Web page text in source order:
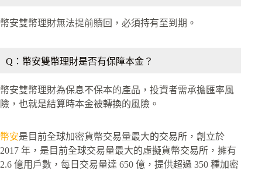
幣安雙幣理財無法提前贖回，必須持有至到期。
Q：幣安雙幣理財是否有保障本金？
幣安雙幣理財為保息不保本的產品，投資者需承擔匯率風
險，也就是結算時本金被轉換的風險。
幣安是目前全球加密貨幣交易量最大的交易所，創立於
2017 年，是目前全球交易量最大的虛擬貨幣交易所，擁有
2.6 億用戶數，每日交易量達 650 億，提供超過 350 種加密